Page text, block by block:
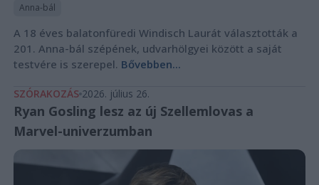
Anna-bál
A 18 éves balatonfüredi Windisch Laurát választották a
201. Anna-bál szépének, udvarhölgyei között a saját
testvére is szerepel. Bővebben...
SZÓRAKOZÁS 2026. július 26.
Ryan Gosling lesz az új Szellemlovas a
Marvel-univerzumban